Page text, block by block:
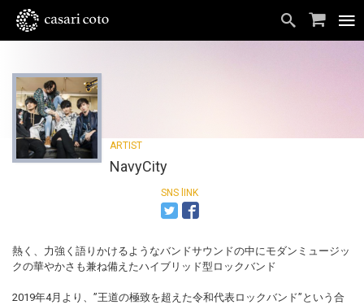
NavyCity
熱く、力強く語りかけるようなバンドサウンドの中にモダンミュージッ
クの華やかさも兼ね備えたハイブリッド型ロックバンド
2019年4月より、”王道の極致を超えた令和代表ロックバンド”という合